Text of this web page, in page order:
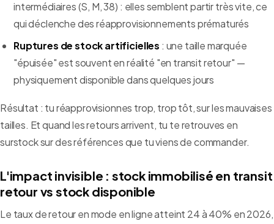
intermédiaires (S, M, 38) : elles semblent partir très vite, ce
qui déclenche des réapprovisionnements prématurés
Ruptures de stock artificielles : une taille marquée
"épuisée" est souvent en réalité "en transit retour" —
physiquement disponible dans quelques jours
Résultat : tu réapprovisionnes trop, trop tôt, sur les mauvaises
tailles. Et quand les retours arrivent, tu te retrouves en
surstock sur des références que tu viens de commander.
L'impact invisible : stock immobilisé en transit
retour vs stock disponible
Le taux de retour en mode en ligne atteint 24 à 40% en 2026,